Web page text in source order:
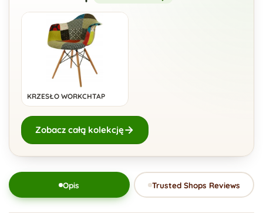
KRZESŁO WORKCHTAP
Zobacz całą kolekcję
Opis Trusted Shops Reviews